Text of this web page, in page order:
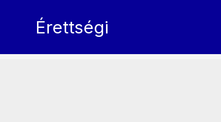
Érettségi